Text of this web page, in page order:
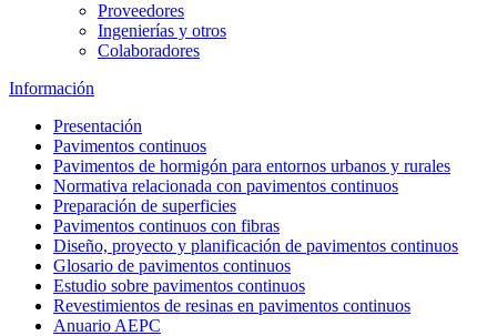
Proveedores
Ingenierías y otros
Colaboradores
Información
Presentación
Pavimentos continuos
Pavimentos de hormigón para entornos urbanos y rurales
Normativa relacionada con pavimentos continuos
Preparación de superficies
Pavimentos continuos con fibras
Diseño, proyecto y planificación de pavimentos continuos
Glosario de pavimentos continuos
Estudio sobre pavimentos continuos
Revestimientos de resinas en pavimentos continuos
Anuario AEPC